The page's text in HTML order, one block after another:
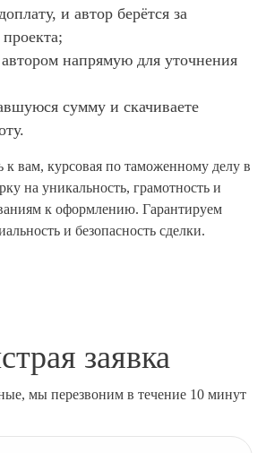
и автор берётся за
напрямую для уточнения
сумму и скачиваете
к вам, курсовая по таможенному делу в
на уникальность, грамотность и
к оформлению. Гарантируем
и безопасность сделки.
заявка
мы перезвоним в течение 10 минут